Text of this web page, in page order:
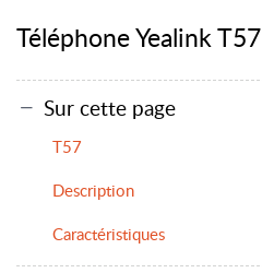
Téléphone Yealink T57
Sur cette page
T57
Description
Caractéristiques